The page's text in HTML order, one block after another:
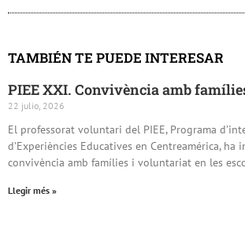
TAMBIÉN TE PUEDE INTERESAR
PIEE XXI. Convivència amb
22 julio, 2026
El professorat voluntari del PIEE, Programa
d’Experiències Educatives en Centreamérica,
convivència amb famílies i voluntariat en les
Llegir més »